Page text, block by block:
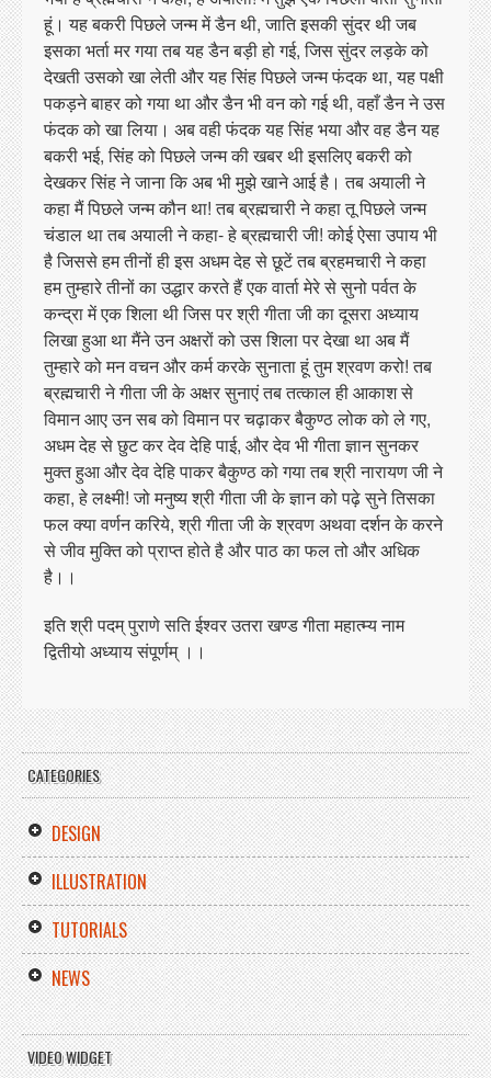
हूं। यह बकरी पिछले जन्म में डैन थी, जाति इसकी सुंदर थी जब
इसका भर्ता मर गया तब यह डैन बड़ी हो गई, जिस सुंदर लड़के को
देखती उसको खा लेती और यह सिंह पिछले जन्म फंदक था, यह पक्षी
पकड़ने बाहर को गया था और डैन भी वन को गई थी, वहाँ डैन ने उस
फंदक को खा लिया। अब वही फंदक यह सिंह भया और वह डैन यह
बकरी भई, सिंह को पिछले जन्म की खबर थी इसलिए बकरी को
देखकर सिंह ने जाना कि अब भी मुझे खाने आई है। तब अयाली ने
कहा मैं पिछले जन्म कौन था! तब ब्रह्मचारी ने कहा तू पिछले जन्म
चंडाल था तब अयाली ने कहा- हे ब्रह्मचारी जी! कोई ऐसा उपाय भी
है जिससे हम तीनों ही इस अधम देह से छूटें तब ब्रहमचारी ने कहा
हम तुम्हारे तीनों का उद्धार करते हैं एक वार्ता मेरे से सुनो पर्वत के
कन्द्रा में एक शिला थी जिस पर श्री गीता जी का दूसरा अध्याय
लिखा हुआ था मैंने उन अक्षरों को उस शिला पर देखा था अब मैं
तुम्हारे को मन वचन और कर्म करके सुनाता हूं तुम श्रवण करो! तब
ब्रह्मचारी ने गीता जी के अक्षर सुनाएं तब तत्काल ही आकाश से
विमान आए उन सब को विमान पर चढ़ाकर बैकुण्ठ लोक को ले गए,
अधम देह से छुट कर देव देहि पाई, और देव भी गीता ज्ञान सुनकर
मुक्त हुआ और देव देहि पाकर बैकुण्ठ को गया तब श्री नारायण जी ने
कहा, हे लक्ष्मी! जो मनुष्य श्री गीता जी के ज्ञान को पढ़े सुने तिसका
फल क्या वर्णन करिये, श्री गीता जी के श्रवण अथवा दर्शन के करने
से जीव मुक्ति को प्राप्त होते है और पाठ का फल तो और अधिक
है।।
इति श्री पदम् पुराणे सति ईश्वर उतरा खण्ड गीता महात्म्य नाम
द्वितीयो अध्याय संपूर्णम् ।।
CATEGORIES
DESIGN
ILLUSTRATION
TUTORIALS
NEWS
VIDEO WIDGET